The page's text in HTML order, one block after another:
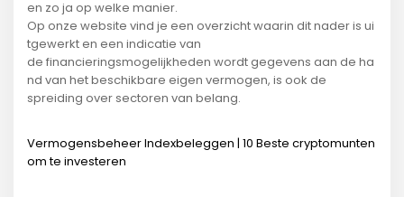
en zo ja op welke manier.
Op onze website vind je een overzicht waarin dit nader is ui
tgewerkt en een indicatie van
de financieringsmogelijkheden wordt gegevens aan de ha
nd van het beschikbare eigen vermogen, is ook de
spreiding over sectoren van belang.
Vermogensbeheer Indexbeleggen | 10 Beste cryptomunten
om te investeren